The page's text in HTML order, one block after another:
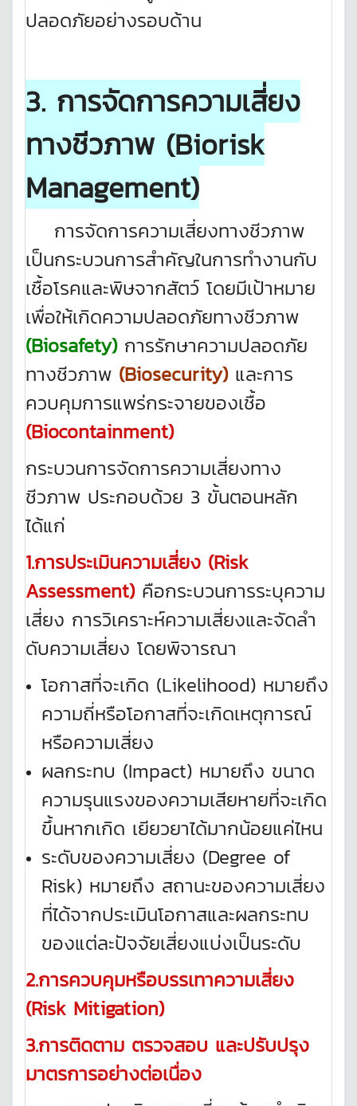
ปลอดภัยอย่างรอบด้าน
3. การจัดการความเสี่ยง
ทางชีวภาพ (Biorisk
Management)
การจัดการความเสี่ยงทางชีวภาพ
เป็นกระบวนการสำคัญในการทำงานกับ
เชื้อโรคและพิษจากสัตว์ โดยมีเป้าหมาย
เพื่อให้เกิดความปลอดภัยทางชีวภาพ
(Biosafety) การรักษาความปลอดภัย
ทางชีวภาพ (Biosecurity)และการ
ควบคุมการแพร่กระจายของเชื้อ
(Biocontainment)
กระบวนการจัดการความเสี่ยงทาง
ชีวภาพ ประกอบด้วย 3 ขั้นตอนหลัก
ได้แก่
1.การประเมินความเสี่ยง (Risk
Assessment)คือกระบวนการระบุความ
เสี่ยง การวิเคราะห์ความเสี่ยงและจัดลํา
ดับความเสี่ยง โดยพิจารณา
โอกาสที่จะเกิด (Likelihood) หมายถึง
ความถี่หรือโอกาสที่จะเกิดเหตุการณ์
หรือความเสี่ยง
ผลกระทบ (Impact) หมายถึง ขนาด
ความรุนแรงของความเสียหายที่จะเกิด
ขึ้นหากเกิด เยียวยาได้มากน้อยแค่ไหน
ระดับของความเสี่ยง (Degree of
Risk) หมายถึง สถานะของความเสี่ยง
ที่ได้จากประเมินโอกาสและผลกระทบ
ของแต่ละปัจจัยเสี่ยงแบ่งเป็นระดับ
2.การควบคุมหรือบรรเทาความเสี่ยง
(Risk Mitigation)
3.การติดตาม ตรวจสอบ และปรับปรุง
มาตรการอย่างต่อเนื่อง